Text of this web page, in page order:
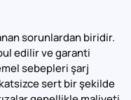
sorunlardan biridir.
edilir ve garanti
sebepleri şarj
sert bir şekilde